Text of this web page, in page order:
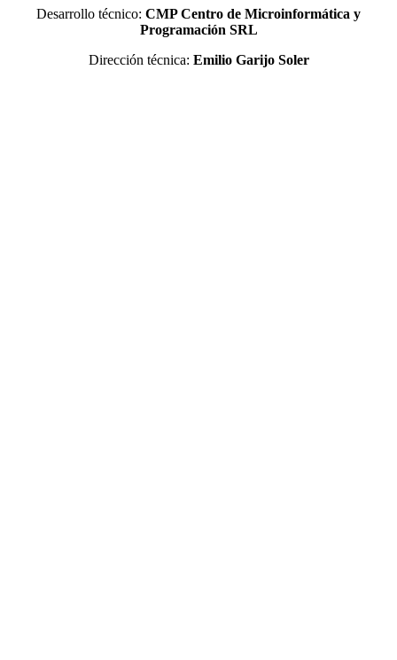
Desarrollo técnico: CMP Centro de Microinformática y
Programación SRL
Dirección técnica: Emilio Garijo Soler